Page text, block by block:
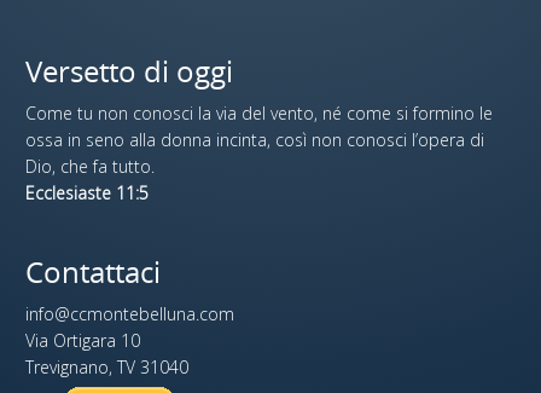
Versetto di oggi
Come tu non conosci la via del vento, né come si formino le
ossa in seno alla donna incinta, così non conosci l’opera di
Dio, che fa tutto.
Ecclesiaste 11:5
Contattaci
info@ccmontebelluna.com
Via Ortigara 10
Trevignano, TV 31040